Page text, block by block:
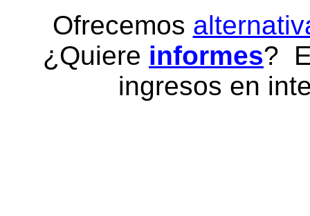
Ofrecemos
¿Quiere informes?
ingresos en